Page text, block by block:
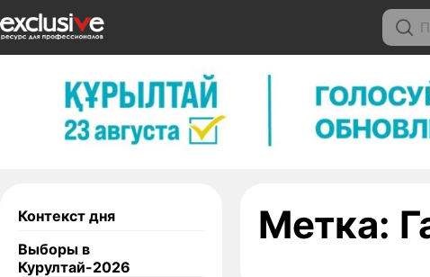
Контекст дня
Выборы в
Курултай-2026
Метка: